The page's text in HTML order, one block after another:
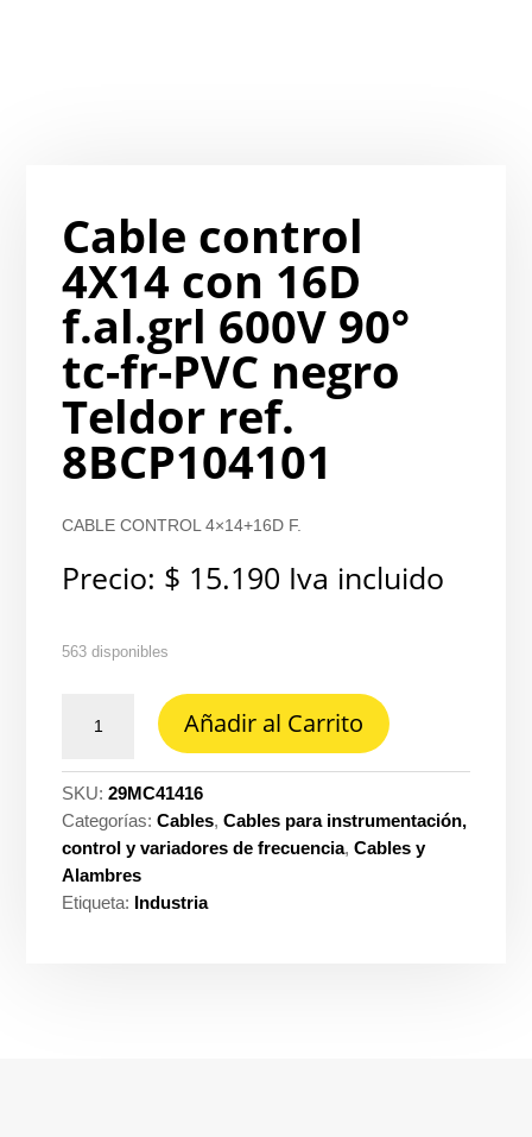
Cable control
4X14 con 16D
f.al.grl 600V 90°
tc-fr-PVC negro
Teldor ref.
8BCP104101
CABLE CONTROL 4×14+16D F.
Precio: $ 15.190 Iva incluido
563 disponibles
control
con
16D
f.al.grl
600V
90°
Añadir al Carrito
SKU:29MC41416
Categorías:Cables,Cables para instrumentación,
control y variadores de frecuencia,Cables y
Alambres
Etiqueta: Industria